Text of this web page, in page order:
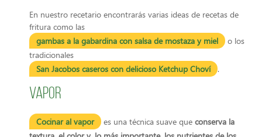
En nuestro recetario encontrarás varias ideas de recetas de
fritura como las
gambas a la gabardina con salsa de mostaza y miel
o los
tradicionales
San Jacobos caseros con delicioso Ketchup Choví
.
Vapor
Cocinar al vapor es una técnica suave que conserva la